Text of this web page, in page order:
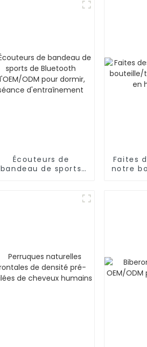
Écouteurs de
bandeau de sports
Faites
notre